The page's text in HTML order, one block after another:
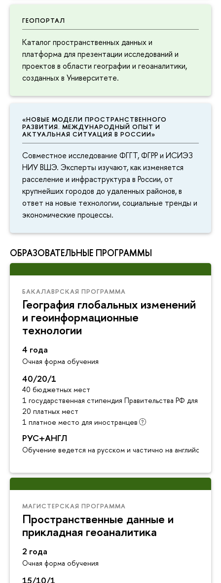
ГЕОПОРТАЛ
Каталог пространственных данных и
платформа для презентации исследований и
проектов в области географии и геоаналитики,
созданных в Университете.
«НОВЫЕ МОДЕЛИ ПРОСТРАНСТВЕННОГО
РАЗВИТИЯ. МЕЖДУНАРОДНЫЙ ОПЫТ И
АКТУАЛЬНАЯ СИТУАЦИЯ В РОССИИ»
Совместное исследование ФГГТ, ФГРР и ИСИЭЗ
НИУ ВШЭ. Эксперты изучают, как изменяется
расселение и инфраструктура в России, от
крупнейших городов до удаленных районов, в
ответ на новые технологии, социальные тренды и
экономические процессы.
ОБРАЗОВАТЕЛЬНЫЕ ПРОГРАММЫ
БАКАЛАВРСКАЯ ПРОГРАММА
География глобальных изменений
и геоинформационные
технологии
4 года
Очная форма обучения
40/20/1
40 бюджетных мест
1 государственная стипендия Правительства РФ для
20 платных мест
1 платное место для иностранцев
РУС+АНГЛ
Обучение ведется на русском и частично на английском
МАГИСТЕРСКАЯ ПРОГРАММА
Пространственные данные и
прикладная геоаналитика
2 года
Очная форма обучения
15/10/1